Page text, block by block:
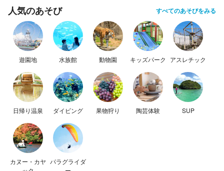
人気のあそび すべてのあそびをみる
遊園地 水族館 動物園 キッズパーク アスレチック
日帰り温泉 ダイビング 果物狩り 陶芸体験 SUP
カヌー・カヤ パラグライダ